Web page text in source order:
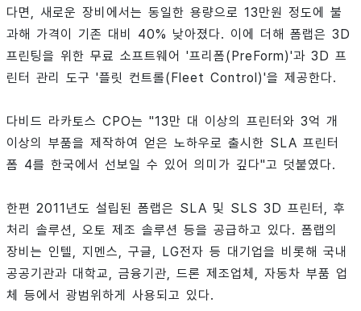
다면, 새로운 장비에서는 동일한 용량으로 13만원 정도에 불
과해 가격이 기존 대비 40% 낮아졌다. 이에 더해 폼랩은 3D
프린팅을 위한 무료 소프트웨어 '프리폼(PreForm)'과 3D 프
린터 관리 도구 '플릿 컨트롤(Fleet Control)'을 제공한다.
다비드 라카토스 CPO는 "13만 대 이상의 프린터와 3억 개
이상의 부품을 제작하여 얻은 노하우로 출시한 SLA 프린터
폼 4를 한국에서 선보일 수 있어 의미가 깊다"고 덧붙였다.
한편 2011년도 설립된 폼랩은 SLA 및 SLS 3D 프린터, 후
처리 솔루션, 오토 제조 솔루션 등을 공급하고 있다. 폼랩의
장비는 인텔, 지멘스, 구글, LG전자 등 대기업을 비롯해 국내
공공기관과 대학교, 금융기관, 드론 제조업체, 자동차 부품 업
체 등에서 광범위하게 사용되고 있다.